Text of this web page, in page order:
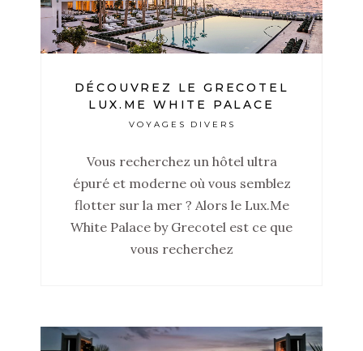
DÉCOUVREZ LE GRECOTEL
LUX.ME WHITE PALACE
VOYAGES DIVERS
Vous recherchez un hôtel ultra
épuré et moderne où vous semblez
flotter sur la mer ? Alors le Lux.Me
White Palace by Grecotel est ce que
vous recherchez